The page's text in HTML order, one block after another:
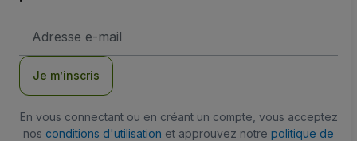
e-
Je m’inscris
En vous connectant ou en créant un compte, vous acceptez
nos conditions d'utilisation et approuvez notre politique de